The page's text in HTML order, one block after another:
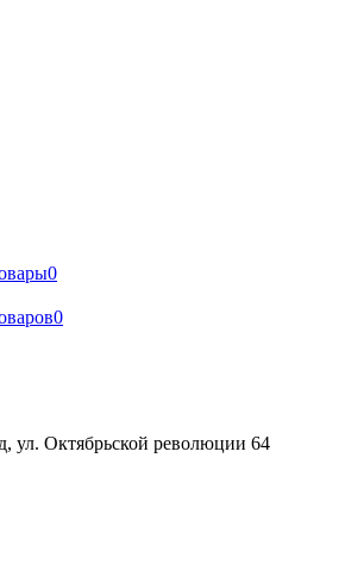
0
0
ул. Октябрьской революции 64